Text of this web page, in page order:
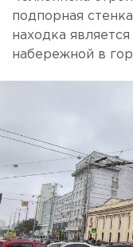
подпорная
находка
набережной в